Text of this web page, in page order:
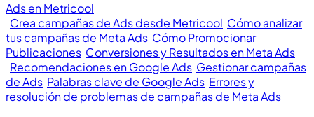
Ads en Metricool
Crea campañas de Ads desde Metricool Cómo analizar
tus campañas de Meta Ads Cómo Promocionar
Publicaciones Conversiones y Resultados en Meta Ads
Recomendaciones en Google Ads Gestionar campañas
de Ads Palabras clave de Google Ads Errores y
resolución de problemas de campañas de Meta Ads